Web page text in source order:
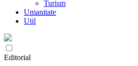
Turism
Umanitate
Util
Editorial